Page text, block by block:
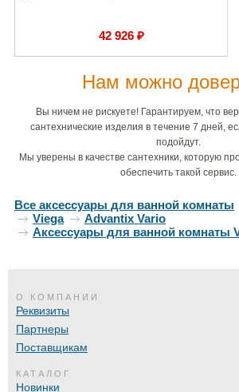
42 926 ₽
Нам можно
Вы ничем не рискуете! Гарантируем, что
сантехнические изделия в течение 7 дней,
подойдут.
Мы уверены в качестве сантехники, которую
обеспечить такой сервис.
Все аксессуары для ванной комнаты
Viega
Advantix Vario
Аксессуары для ванной комнаты
О КОМПАНИИ
Реквизиты
Партнеры
Поставщикам
КАТАЛОГ
Новинки